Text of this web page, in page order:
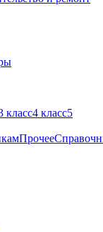
класс4 класс5
Прочее